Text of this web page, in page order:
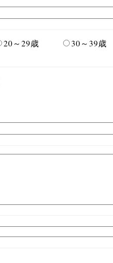
20～29歳 30～39歳